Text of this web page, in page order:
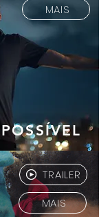
MAIS
TRAILER
MAIS